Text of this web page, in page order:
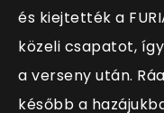
és kiejtették a
közeli csapatot,
a verseny után.
később a